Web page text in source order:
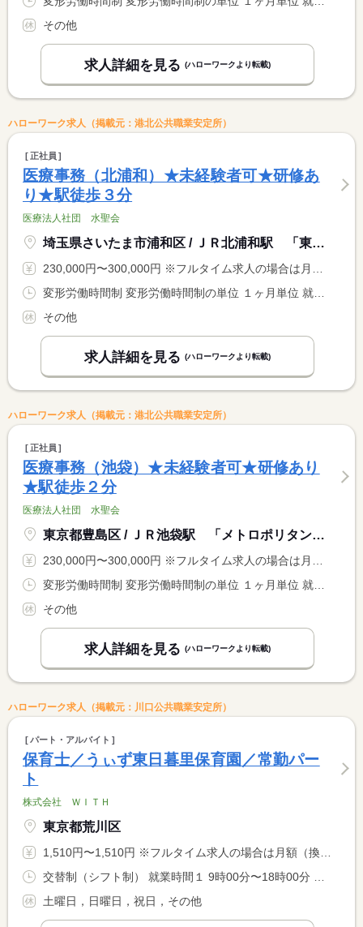
その他
求人詳細を見る (ハローワークより転載)
ハローワーク求人（掲載元：港北公共職業安定所）
正社員
医療事務（北浦和）★未経験者可★研修あ
り★駅徒歩３分
医療法人社団 水聖会
埼玉県さいたま市浦和区 / ＪＲ北浦和駅 「東口」 徒歩３分
230,000円〜300,000円 ※フルタイム求人の場合は月額（換算額）、パート求人の場合は時間額を表示しています。
その他
求人詳細を見る (ハローワークより転載)
ハローワーク求人（掲載元：港北公共職業安定所）
正社員
医療事務（池袋）★未経験者可★研修あり
★駅徒歩２分
医療法人社団 水聖会
東京都豊島区 / ＪＲ池袋駅 「メトロポリタン口」徒歩２分
230,000円〜300,000円 ※フルタイム求人の場合は月額（換算額）、パート求人の場合は時間額を表示しています。
その他
求人詳細を見る (ハローワークより転載)
ハローワーク求人（掲載元：川口公共職業安定所）
パート・アルバイト
保育士／うぃず東日暮里保育園／常勤パー
ト
株式会社 ＷＩＴＨ
東京都荒川区
1,510円〜1,510円 ※フルタイム求人の場合は月額（換算額）、パート求人の場合は時間額を表示しています。
土曜日，日曜日，祝日，その他